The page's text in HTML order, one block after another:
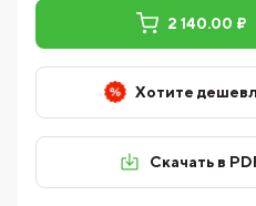
2 140.00 ₽
Хотите
Скачать в